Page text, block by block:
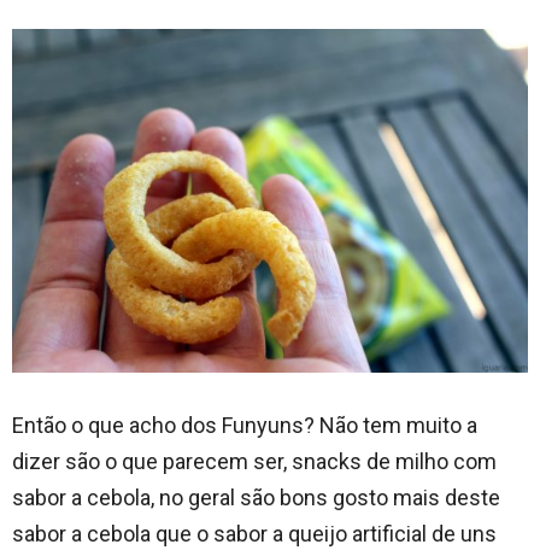
Então o que acho dos Funyuns? Não tem muito a
dizer são o que parecem ser, snacks de milho com
sabor a cebola, no geral são bons gosto mais deste
sabor a cebola que o sabor a queijo artificial de uns